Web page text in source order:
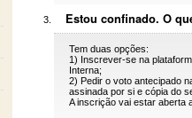
Estou confinado. O
Tem duas opções:
1) Inscrever-se na
Interna;
2) Pedir o voto antecipado
assinada por si e cópia do
A inscrição vai estar aberta